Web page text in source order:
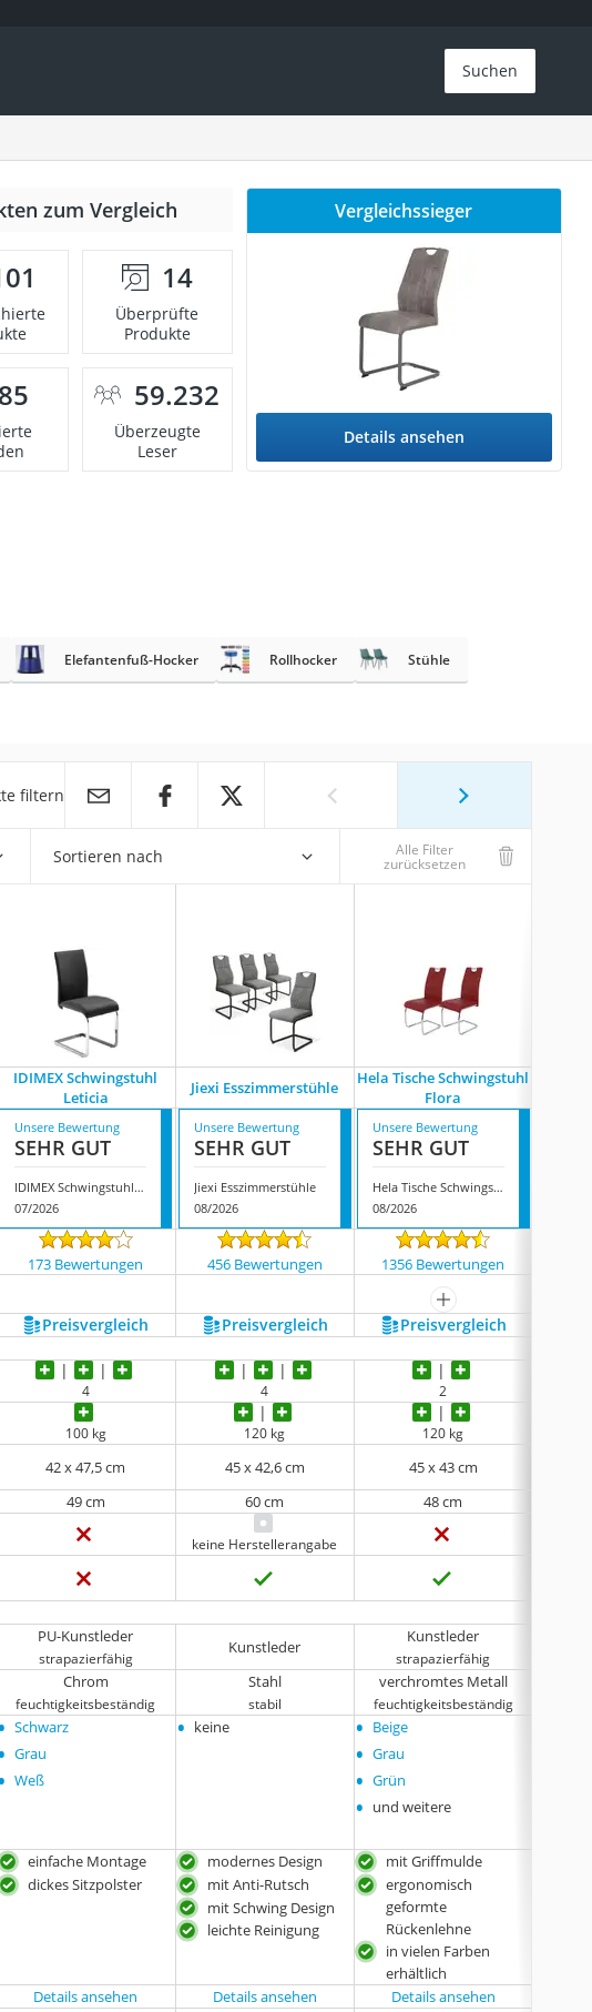
Suchen
zum Vergleich
14
Überprüfte
Produkte
85 59.232
Überzeugte
Leser
Vergleichssieger
Details ansehen
Elefantenfuß-Hocker Rollhocker Stühle
filtern
Sortieren nach Alle Filter
zurücksetzen
IDIMEX Schwingstuhl
Leticia
Jiexi Esszimmerstühle
Hela Tische Schwingstuhl
Flora
Unsere Bewertung
SEHR GUT
IDIMEX Schwingstuhl Leticia
07/2026
Unsere Bewertung
SEHR GUT
Jiexi Esszimmerstühle
08/2026
Unsere Bewertung
SEHR GUT
Hela Tische Schwingstuhl Flora
08/2026
173 Bewertungen 456 Bewertungen 1356 Bewertungen
mehr anzeigen
Preis­vergleich Preis­vergleich Preis­vergleich
4 4 2
100 kg 120 kg 120 kg
42 x 47,5 cm 45 x 42,6 cm 45 x 43 cm
49 cm 60 cm
48 cm
keine Herstellerangabe
PU-Kunstleder
strapazierfähig
Kunstleder
Kunstleder
strapazierfähig
Chrom
feuchtigkeitsbeständig
Stahl
stabil
verchromtes Metall
feuchtigkeitsbeständig
Schwarz
Grau
Weß
• keine • Beige
• Grau
• Grün
• und weitere
einfache Montage
dickes Sitzpolster
modernes Design
mit Anti-Rutsch
mit Schwing Design
leichte Reinigung
mit Griffmulde
ergonomisch
geformte
Rückenlehne
in vielen Farben
erhältlich
Details ansehen Details ansehen Details ansehen